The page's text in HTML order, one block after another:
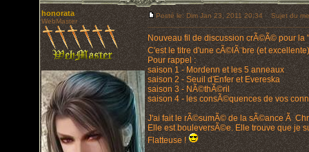
honorata
WebMaster
Posté le: Dim Jan 23, 2011 20:34 Sujet du
Nouveau fil de discussion crÃ©Ã© pour la
C'est le titre d'une cÃ©lÃ¨bre (et
Pour rappel :
saison 1 - Mordenn et les 5 anneaux
saison 2 - Seuil d'Enfer et Evereska
saison 3 - NÃ©thÃ©ril
saison 4 - les consÃ©quences de vos
J'ai fait le rÃ©sumÃ© de la sÃ©ance Ã
Elle est bouleversÃ©e. Elle trouve que je
Flatteuse !